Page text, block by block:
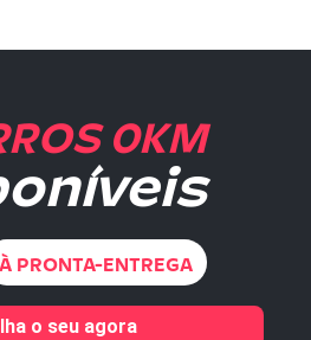
0KM
À PRONTA-ENTREGA
o seu agora